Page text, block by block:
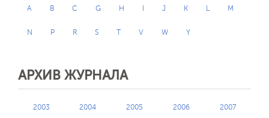
A B C G H J K L M
N P R S T V W Y
АРХИВ ЖУРНАЛА
2003 2004 2005 2006 2007